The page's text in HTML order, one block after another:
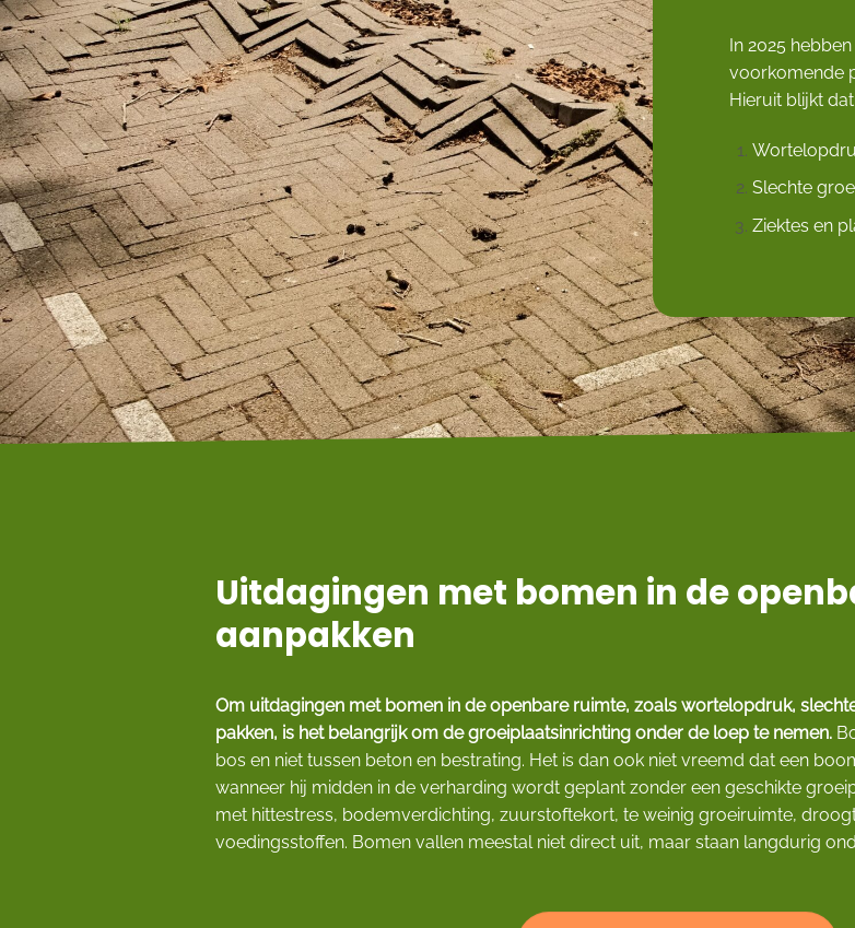
In 2025
voorkomende
Hieruit blijkt
Slechte
Ziektes en
Uitdagingen met bomen in de
aanpakken
Om uitdagingen met bomen in de openbare ruimte, zoals wortelopdruk,
pakken, is het belangrijk om de groeiplaatsinrichting onder de loep te nemen.
bos en niet tussen beton en bestrating. Het is dan ook niet vreemd dat een
wanneer hij midden in de verharding wordt geplant zonder een geschikte
met hittestress, bodemverdichting, zuurstoftekort, te weinig groeiruimte,
voedingsstoffen. Bomen vallen meestal niet direct uit, maar staan langdurig